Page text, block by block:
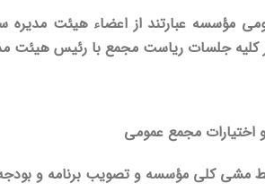
مؤسسه عبارتند از اعضاء هیئت
کلیه جلسات ریاست مجمع با رئیس هیئت
اختیارات مجمع عمومی
مشی کلی مؤسسه و تصویب برنامه و بودجه